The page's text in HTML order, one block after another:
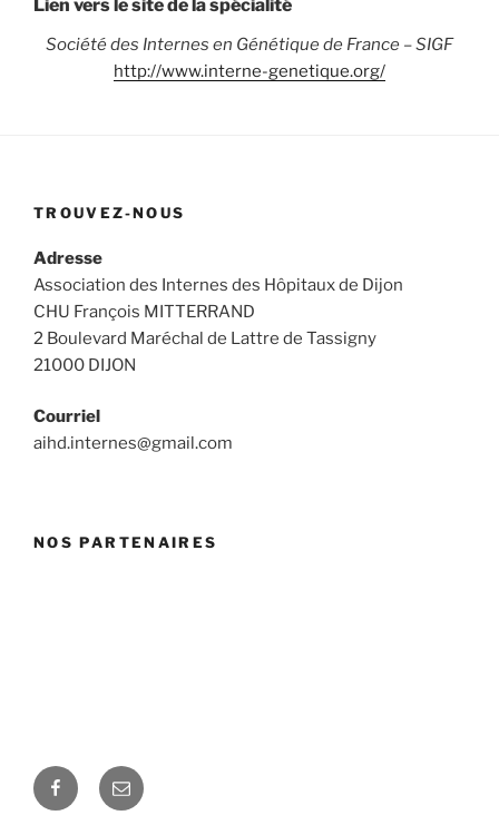
Lien vers le site de la spécialité
Société des Internes en Génétique de France – SIGF
http://www.interne-genetique.org/
TROUVEZ-NOUS
Adresse
Association des Internes des Hôpitaux de Dijon
CHU François MITTERRAND
2 Boulevard Maréchal de Lattre de Tassigny
21000 DIJON
Courriel
aihd.internes@gmail.com
NOS PARTENAIRES
Facebook
E-
mail